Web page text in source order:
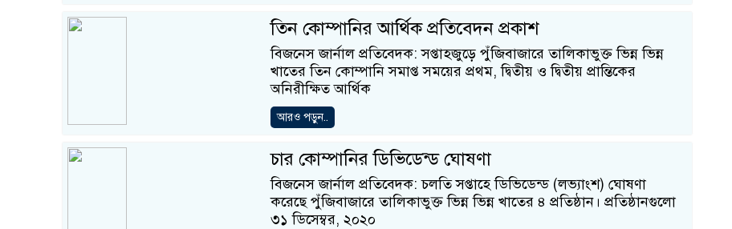
তিন কোম্পানির আর্থিক প্রতিবেদন প্রকাশ
বিজনেস জার্নাল প্রতিবেদক: সপ্তাহজুড়ে পুঁজিবাজারে তালিকাভুক্ত ভিন্ন ভিন্ন
খাতের তিন কোম্পানি সমাপ্ত সময়ের প্রথম, দ্বিতীয় ও দ্বিতীয় প্রান্তিকের
অনিরীক্ষিত আর্থিক
আরও পড়ুন..
চার কোম্পানির ডিভিডেন্ড ঘোষণা
বিজনেস জার্নাল প্রতিবেদক: চলতি সপ্তাহে ডিভিডেন্ড (লভ্যাংশ) ঘোষণা
করেছে পুঁজিবাজারে তালিকাভুক্ত ভিন্ন ভিন্ন খাতের ৪ প্রতিষ্ঠান। প্রতিষ্ঠানগুলো
৩১ ডিসেম্বর, ২০২০